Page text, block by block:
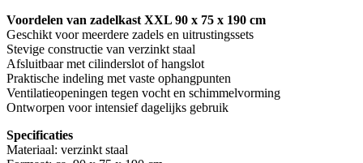
Voordelen van zadelkast XXL 90 x 75 x 190 cm
Geschikt voor meerdere zadels en uitrustingssets
Stevige constructie van verzinkt staal
Afsluitbaar met cilinderslot of hangslot
Praktische indeling met vaste ophangpunten
Ventilatieopeningen tegen vocht en schimmelvorming
Ontworpen voor intensief dagelijks gebruik
Specificaties
Materiaal: verzinkt staal